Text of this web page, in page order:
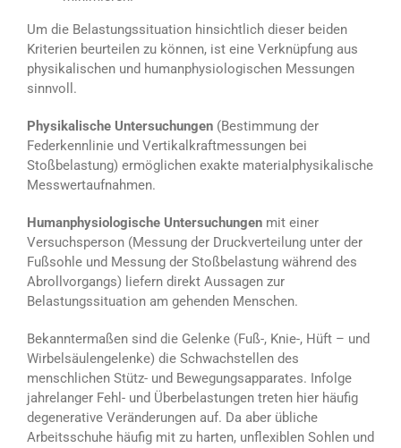
Um die Belastungssituation hinsichtlich dieser beiden
Kriterien beurteilen zu können, ist eine Verknüpfung aus
physikalischen und humanphysiologischen Messungen
sinnvoll.
Physikalische Untersuchungen(Bestimmung der
Federkennlinie und Vertikalkraftmessungen bei
Stoßbelastung) ermöglichen exakte materialphysikalische
Messwertaufnahmen.
Humanphysiologische Untersuchungenmit einer
Versuchsperson (Messung der Druckverteilung unter der
Fußsohle und Messung der Stoßbelastung während des
Abrollvorgangs) liefern direkt Aussagen zur
Belastungssituation am gehenden Menschen.
Bekanntermaßen sind die Gelenke (Fuß-, Knie-, Hüft – und
Wirbelsäulengelenke) die Schwachstellen des
menschlichen Stütz- und Bewegungsapparates. Infolge
jahrelanger Fehl- und Überbelastungen treten hier häufig
degenerative Veränderungen auf. Da aber übliche
Arbeitsschuhe häufig mit zu harten, unflexiblen Sohlen und